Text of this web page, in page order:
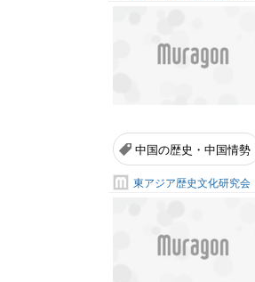
中国の歴史・中国情勢
東アジア歴史文化研究会